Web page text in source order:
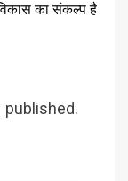
का संकल्प है